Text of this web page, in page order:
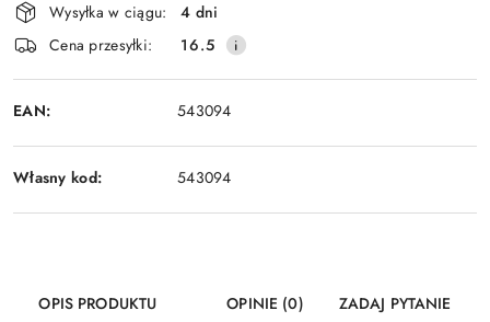
i
dostawa
Wysyłka w ciągu:
4 dni
Cena przesyłki:
16.5
EAN: 543094
Własny kod: 543094
OPIS PRODUKTU OPINIE (0) ZADAJ PYTANIE